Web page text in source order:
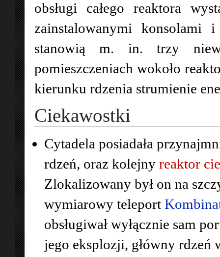
obsługi całego reaktora
zainstalowanymi konsolami
stanowią m. in. trzy
pomieszczeniach wokoło
kierunku rdzenia strumienie
Ciekawostki
Cytadela posiadała
rdzeń, oraz kolejny reaktor
Zlokalizowany był on na
wymiarowy teleport
obsługiwał wyłącznie sam
jego eksplozji, główny rdzeń